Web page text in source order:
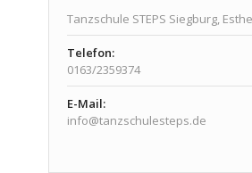
Tanzschule STEPS Siegburg,
Telefon:
0163/2359374
E-Mail:
info@tanzschulesteps.de